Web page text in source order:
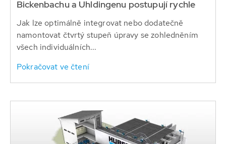
Bickenbachu a Uhldingenu postupují rychle
Jak lze optimálně integrovat nebo dodatečně
namontovat čtvrtý stupeň úpravy se zohledněním
všech individuálních...
Pokračovat ve čtení